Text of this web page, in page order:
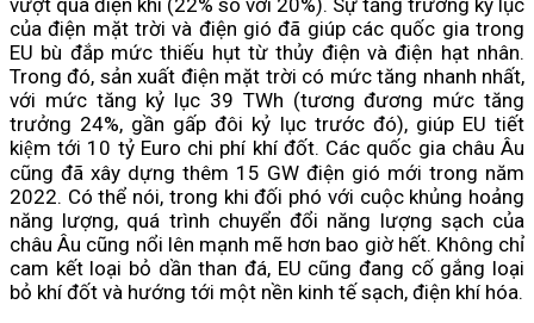
vượt qua điện khí (22% so với 20%). Sự tăng trưởng kỷ lục
của điện mặt trời và điện gió đã giúp các quốc gia trong
EU bù đắp mức thiếu hụt từ thủy điện và điện hạt nhân.
Trong đó, sản xuất điện mặt trời có mức tăng nhanh nhất,
với mức tăng kỷ lục 39 TWh (tương đương mức tăng
trưởng 24%, gần gấp đôi kỷ lục trước đó), giúp EU tiết
kiệm tới 10 tỷ Euro chi phí khí đốt. Các quốc gia châu Âu
cũng đã xây dựng thêm 15 GW điện gió mới trong năm
2022. Có thể nói, trong khi đối phó với cuộc khủng hoảng
năng lượng, quá trình chuyển đổi năng lượng sạch của
châu Âu cũng nổi lên mạnh mẽ hơn bao giờ hết. Không chỉ
cam kết loại bỏ dần than đá, EU cũng đang cố gắng loại
bỏ khí đốt và hướng tới một nền kinh tế sạch, điện khí hóa.